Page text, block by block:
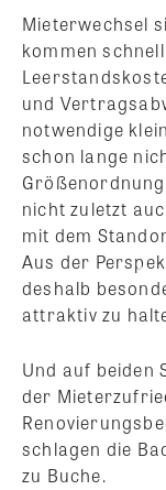
Mieterwechsel
kommen
und
notwendige
schon lange
nicht zuletzt
mit dem
Aus der
deshalb
attraktiv zu
Und auf beiden
der
schlagen die
zu Buche.